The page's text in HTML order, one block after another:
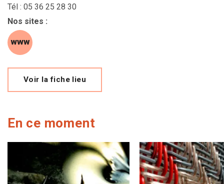
Tél : 05 36 25 28 30
Nos sites :
site web (s'ouvre dans une nouvelle fenêtre)
Voir la fiche lieu
En ce moment